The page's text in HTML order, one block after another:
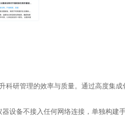
研管理的效率与质量。通过高度集
备不接入任何网络连接，单独构